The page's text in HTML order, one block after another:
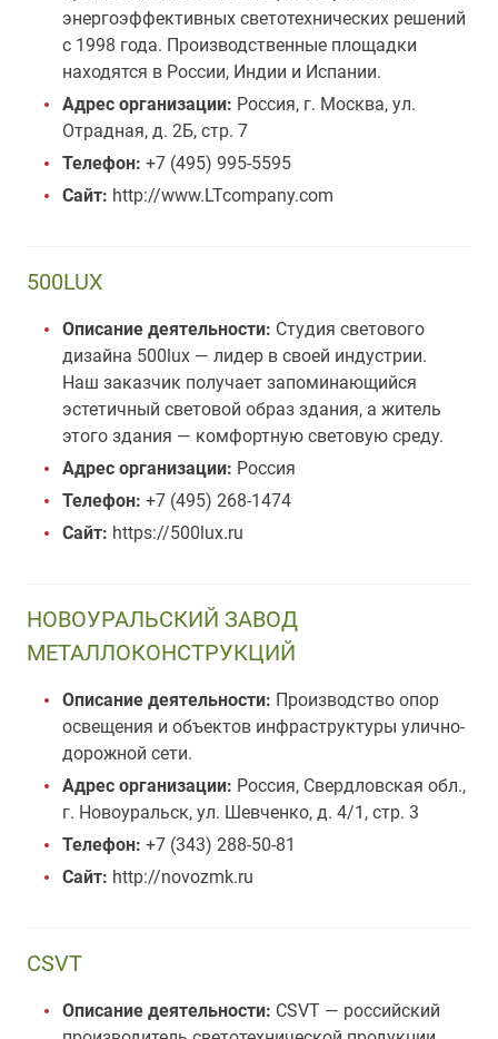
энергоэффективных светотехнических решений
с 1998 года. Производственные площадки
находятся в России, Индии и Испании.
Адрес организации: Россия, г. Москва, ул.
Отрадная, д. 2Б, стр. 7
Телефон: +7 (495) 995-5595
Сайт: http://www.LTcompany.com
500LUX
Описание деятельности: Студия светового
дизайна 500lux — лидер в своей индустрии.
Наш заказчик получает запоминающийся
эстетичный световой образ здания, а житель
этого здания — комфортную световую среду.
Адрес организации: Россия
Телефон: +7 (495) 268-1474
Сайт: https://500lux.ru
НОВОУРАЛЬСКИЙ ЗАВОД
МЕТАЛЛОКОНСТРУКЦИЙ
Описание деятельности: Производство опор
освещения и объектов инфраструктуры улично-
дорожной сети.
Адрес организации: Россия, Свердловская обл.,
г. Новоуральск, ул. Шевченко, д. 4/1, стр. 3
Телефон: +7 (343) 288-50-81
Сайт: http://novozmk.ru
CSVT
Описание деятельности: CSVT — российский